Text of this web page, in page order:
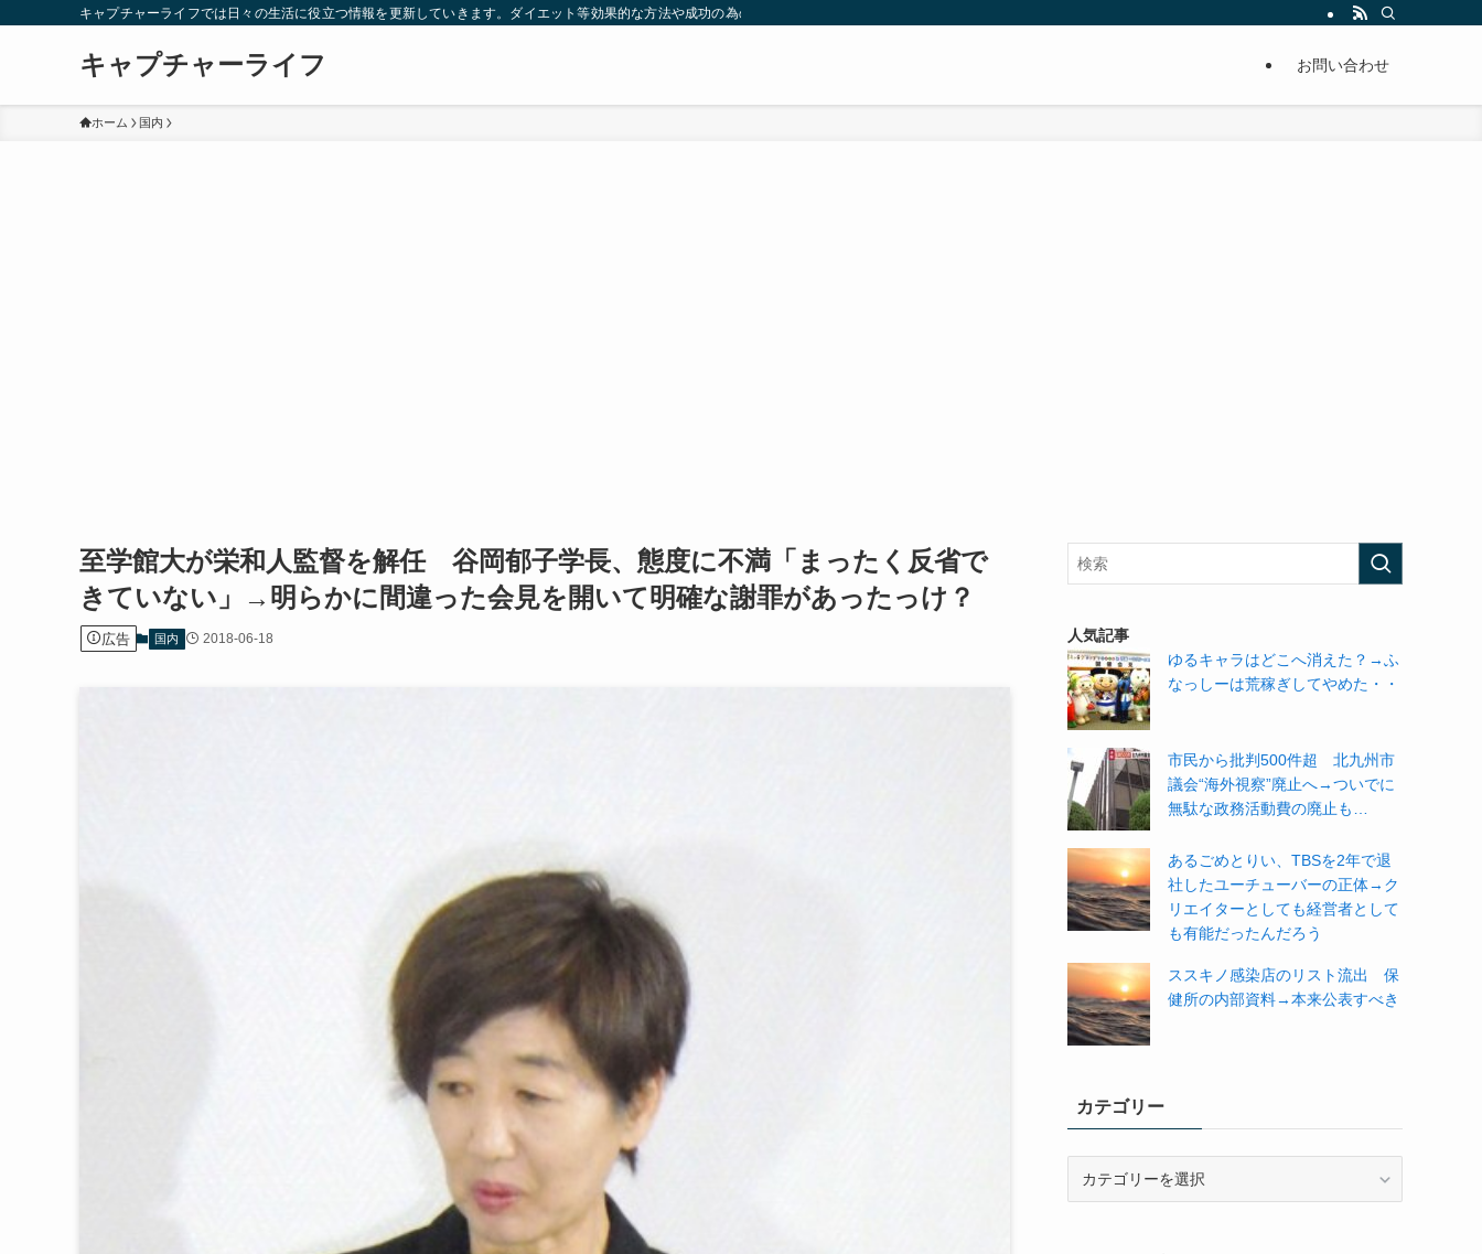
キャプチャーライフでは日々の生活に役立つ情報を更新していきます。ダイエット等効果的な方法や成功の為の秘訣等。太ったり悩んでいる方々が簡単に痩せることが出来るように分かりやすくまとめています。
キャプチャーライフ お問い合わせ
ホーム 国内
至学館大が栄和人監督を解任 谷岡郁子学長、態度に不満「まったく反省で
きていない」→明らかに間違った会見を開いて明確な謝罪があったっけ？
広告 国内 2018-06-18
人気記事
ゆるキャラはどこへ消えた？→ふ
なっしーは荒稼ぎしてやめた・・
市民から批判500件超 北九州市
議会“海外視察”廃止へ→ついでに
無駄な政務活動費の廃止も…
あるごめとりい、TBSを2年で退
社したユーチューバーの正体→ク
リエイターとしても経営者として
も有能だったんだろう
ススキノ感染店のリスト流出 保
健所の内部資料→本来公表すべき
カテゴリー